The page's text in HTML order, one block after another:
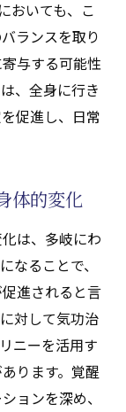
おいても、こ
ランスを取り
与する可能性
、全身に行き
促進し、日常
体的変化
は、多岐にわ
なることで、
進されると言
対して気功治
ニーを活用す
ります。覚醒
ョンを深め、